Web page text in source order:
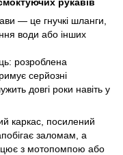
— це гнучкі шланги,
води або інших
розроблена
серйозні
довгі роки навіть у
каркас, посилений
заломам, а
з мотопомпою або